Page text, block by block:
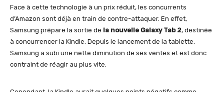
Face à cette technologie à un prix réduit, les concurrents
d’Amazon sont déjà en train de contre-attaquer. En effet,
Samsung prépare la sortie de la nouvelle Galaxy Tab 2, destinée
à concurrencer la Kindle. Depuis le lancement de la tablette,
Samsung a subi une nette diminution de ses ventes et est donc
contraint de réagir au plus vite.